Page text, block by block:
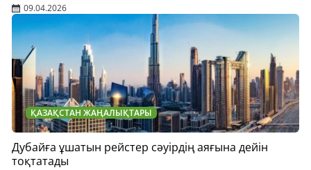
09.04.2026
ҚАЗАҚСТАН ЖАҢАЛЫҚТАРЫ
Дубайға ұшатын рейстер сәуірдің аяғына дейін
тоқтатады